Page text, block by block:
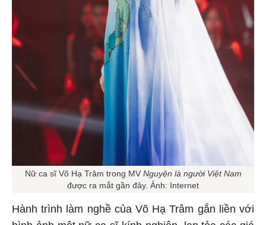
Nữ ca sĩ Võ Hạ Trâm trong MV Nguyện là người Việt Nam
được ra mắt gần đây. Ảnh: Internet
Hành trình làm nghề của Võ Hạ Trâm gắn liền với